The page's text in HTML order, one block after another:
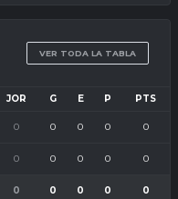
VER TODA LA TABLA
JOR G E P PTS
0 0 0 0 0
0 0 0 0 0
0 0 0 0 0